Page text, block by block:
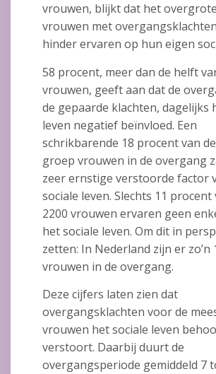
vrouwen, blijkt dat het
vrouwen met
hinder ervaren op hun eigen
58 procent, meer dan de helft
vrouwen, geeft aan dat de
de gepaarde klachten, dagelijks
leven negatief beïnvloed. Een
schrikbarende 18 procent van
groep vrouwen in de overgang
zeer ernstige verstoorde factor
sociale leven. Slechts 11 procent
2200 vrouwen ervaren geen
het sociale leven. Om dit in
zetten: In Nederland zijn er zo’n
vrouwen in de overgang.
Deze cijfers laten zien dat
overgangsklachten voor de
vrouwen het sociale leven
verstoort. Daarbij duurt de
overgangsperiode gemiddeld 7